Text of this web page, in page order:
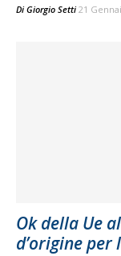
Di Giorgio Setti 21
Ok della Ue
d’origine per